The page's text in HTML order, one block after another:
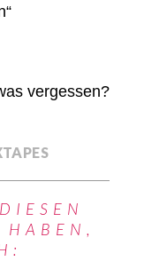
vergessen?
HABEN,